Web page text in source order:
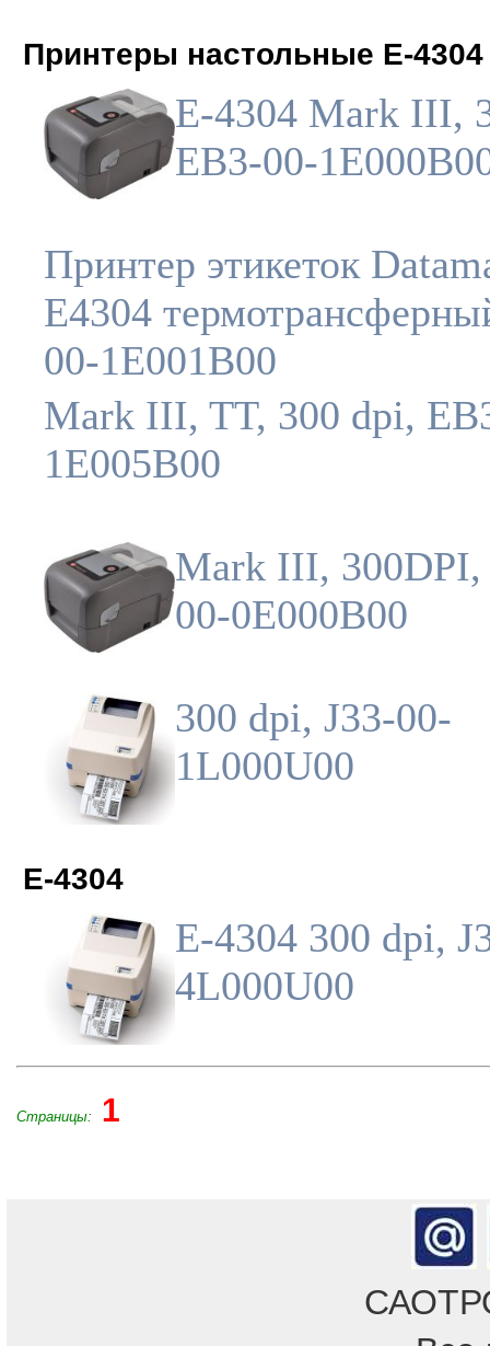
Принтеры настольные E-4304
E-4304 Mark III,
EB3-00-
Принтер этикеток
E4304
00-1E001B00
Mark III, TT, 300 dpi,
1E005B00
Mark III, 300DPI,
00-0E000B00
300 dpi, J33-00-
1L000U00
E-4304
E-4304 300 dpi,
4L000U00
Страницы: 1